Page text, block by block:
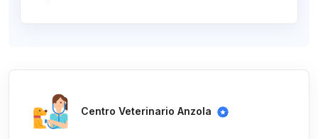
Centro Veterinario Anzola